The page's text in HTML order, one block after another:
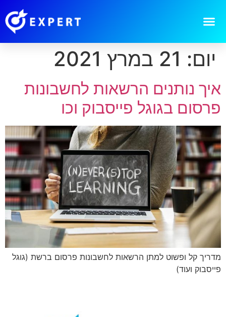
יום: 21 במרץ 2021
איך נותנים הרשאות לחשבונות
פרסום בגוגל פייסבוק וכו
מדריך קל ופשוט למתן הרשאות לחשבונות פרסום ברשת (גוגל
פייסבוק ועוד)